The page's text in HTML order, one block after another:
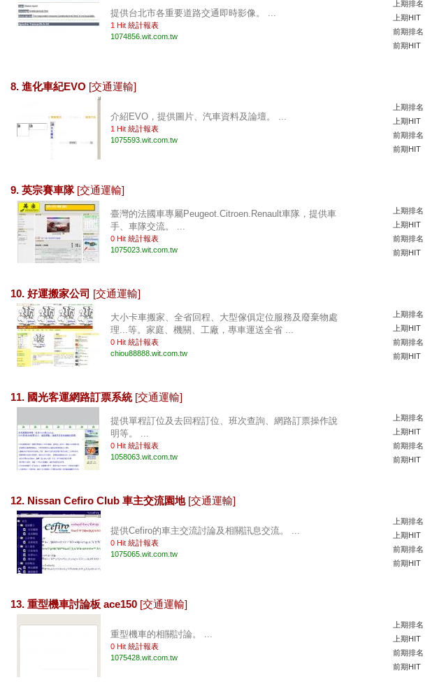
提供台北市各重要道路交通即時影像。 ...
1 Hit 統計報表
1074856.wit.com.tw
上期排名
上期HIT
前期排名
前期HIT
8. 進化車紀EVO [交通運輸]
介紹EVO，提供圖片、汽車資料及論壇。 ...
1 Hit 統計報表
1075593.wit.com.tw
上期排名
上期HIT
前期排名
前期HIT
9. 英宗賽車隊 [交通運輸]
臺灣的法國車專屬Peugeot.Citroen.Renault車隊，提供車
手、車隊交流。 ...
0 Hit 統計報表
1075023.wit.com.tw
上期排名
上期HIT
前期排名
前期HIT
10. 好運搬家公司 [交通運輸]
大小卡車搬家、全省回程、大型傢俱定位服務及廢棄物處
理...等。家庭、機關、工廠，專車運送全省 ...
0 Hit 統計報表
chiou88888.wit.com.tw
上期排名
上期HIT
前期排名
前期HIT
11. 國光客運網路訂票系統 [交通運輸]
提供單程訂位及去回程訂位、班次查詢、網路訂票操作說
明等。 ...
0 Hit 統計報表
1058063.wit.com.tw
上期排名
上期HIT
前期排名
前期HIT
12. Nissan Cefiro Club 車主交流園地 [交通運輸]
提供Cefiro的車主交流討論及相關訊息交流。 ...
0 Hit 統計報表
1075065.wit.com.tw
上期排名
上期HIT
前期排名
前期HIT
13. 重型機車討論板 ace150 [交通運輸]
重型機車的相關討論。 ...
0 Hit 統計報表
1075428.wit.com.tw
上期排名
上期HIT
前期排名
前期HIT